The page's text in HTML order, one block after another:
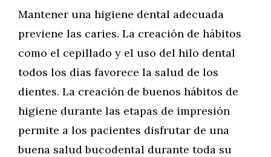
Mantener una higiene dental adecuada
previene las caries. La creación de hábitos
como el cepillado y el uso del hilo dental
todos los días favorece la salud de los
dientes. La creación de buenos hábitos de
higiene durante las etapas de impresión
permite a los pacientes disfrutar de una
buena salud bucodental durante toda su